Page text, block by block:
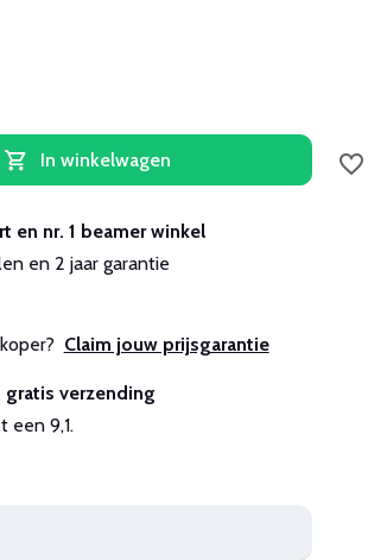
In winkelwagen
en nr. 1 beamer winkel
en 2 jaar garantie
Claim jouw prijsgarantie
verzending
een 9,1.